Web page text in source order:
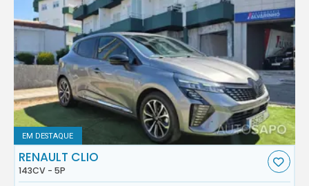
EM DESTAQUE
RENAULT CLIO
143CV - 5P